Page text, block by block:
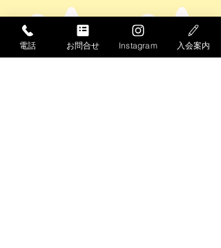
​STARTのこども教室
OTHER CLASSROOMS
電話 お問合せ Instagram 入会案内